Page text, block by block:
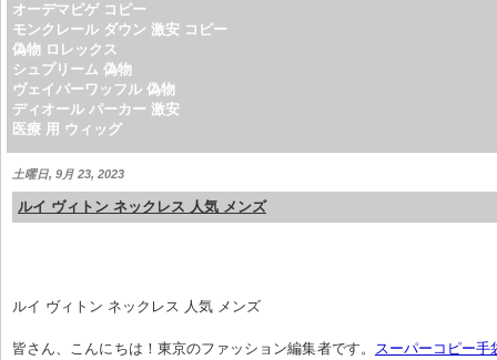
オーデマピゲ コピー
モンクレール ダウン 激安 コピー
偽物 ロレックス
シュプリーム 偽物
ヴェイパーワッフル 偽物
ディオール パーカー 激安
医療 用 ウィッグ
土曜日, 9月 23, 2023
ルイ ヴィトン ネックレス 人気 メンズ
ルイ ヴィトン ネックレス 人気 メンズ
皆さん、こんにちは！東京のファッション編集者です。 スーパーコピー手